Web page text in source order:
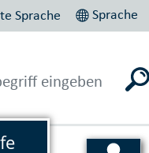
Sprache Sprache